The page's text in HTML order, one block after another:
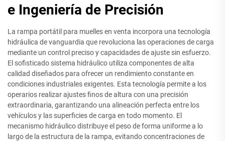
e Ingeniería de Precisión
La rampa portátil para muelles en venta incorpora una tecnología
hidráulica de vanguardia que revoluciona las operaciones de carga
mediante un control preciso y capacidades de ajuste sin esfuerzo.
El sofisticado sistema hidráulico utiliza componentes de alta
calidad diseñados para ofrecer un rendimiento constante en
condiciones industriales exigentes. Esta tecnología permite a los
operarios realizar ajustes finos de altura con una precisión
extraordinaria, garantizando una alineación perfecta entre los
vehículos y las superficies de carga en todo momento. El
mecanismo hidráulico distribuye el peso de forma uniforme a lo
largo de la estructura de la rampa, evitando concentraciones de